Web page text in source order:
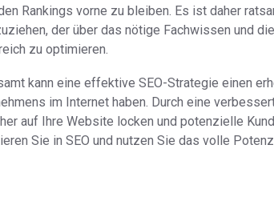
Rankings vorne zu bleiben. Es ist daher
der über das nötige Fachwissen und
zu optimieren.
kann eine effektive SEO-Strategie einen
im Internet haben. Durch eine
auf Ihre Website locken und potenzielle
Sie in SEO und nutzen Sie das volle